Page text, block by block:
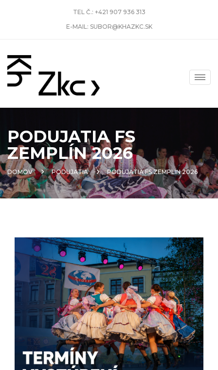
TEL Č.: +421 907 936 313
E-MAIL: SUBOR@KHAZKC.SK
PODUJATIA FS
ZEMPLÍN 2026
DOMOV PODUJATIA PODUJATIA FS ZEMPLÍN 2026